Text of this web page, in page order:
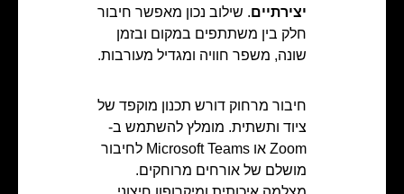
יצירתיים. שילוב נכון מאפשר חיבור
חלק בין משתתפים במקום ובזמן
שונה, משפר חוויה ומגדיל מעורבות.
חיבור מרחוק דורש תכנון מוקפד של
ציוד ותשתית. מומלץ להשתמש ב-
Zoom או Microsoft Teams לחיבור
מושלם של אורחים מרוחקים.